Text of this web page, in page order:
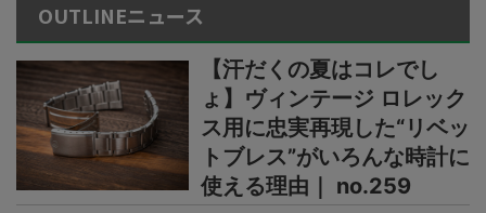
OUTLINEニュース
【汗だくの夏はコレでし
ょ】ヴィンテージ ロレック
ス用に忠実再現した“リベッ
トブレス”がいろんな時計に
使える理由｜ no.259